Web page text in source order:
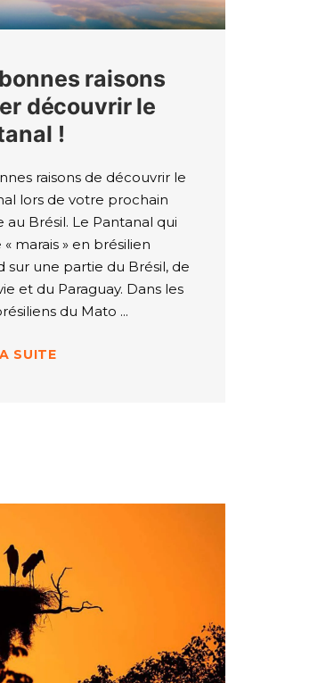
raisons
découvrir le
!
raisons de découvrir le
lors de votre prochain
au Brésil. Le Pantanal qui
« marais » en brésilien
sur une partie du Brésil, de
et du Paraguay. Dans les
du Mato
SUITE